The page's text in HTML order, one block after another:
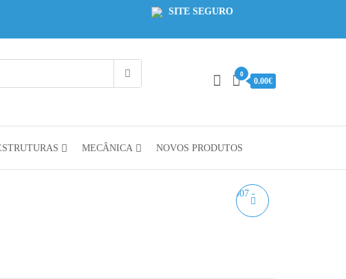
SITE SEGURO
0
0.00€
MECÂNICA NOVOS PRODUTOS